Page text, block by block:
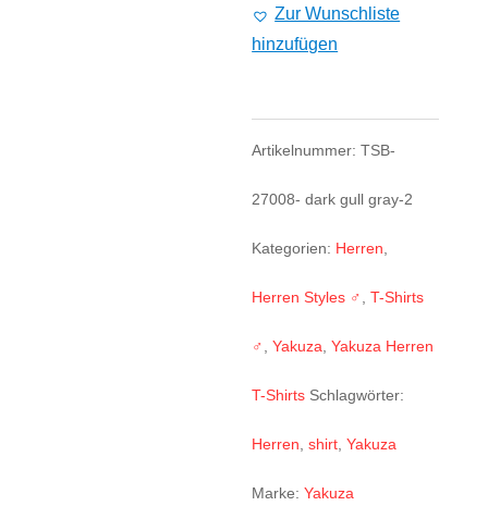
Regular
T-
TSB-
27018
Menge
Zur Wunschliste
hinzufügen
Artikelnummer:TSB-
27008- dark gull gray-2
Kategorien: Herren
Herren Styles ♂ ,T-Shirts
♂ ,Yakuza ,Yakuza Herren
T-Shirts Schlagwörter:
Herren ,shirt ,Yakuza
Marke:Yakuza